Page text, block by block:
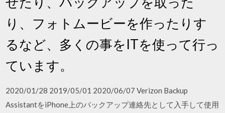
り、フォトムービーを作ったりす
るなど、多くの事をITを使って行っ
ています。
2020/01/28 2019/05/01 2020/06/07 Verizon Backup
AssistantをiPhone上のバックアップ連絡先として入手して使用